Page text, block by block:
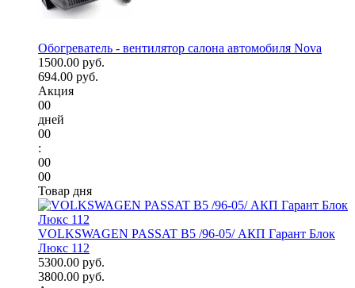
Обогреватель - вентилятор салона автомобиля Nova
1500.00 руб.
694.00 руб.
Акция
00
дней
00
:
00
00
Товар дня
VOLKSWAGEN PASSAT B5 /96-05/ АКП Гарант Блок
Люкс 112
5300.00 руб.
3800.00 руб.